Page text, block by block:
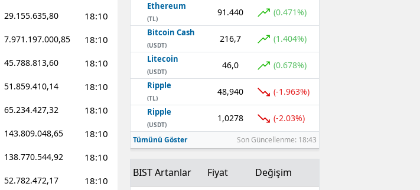
29.155.635,80 18:10
7.971.197.000,85 18:10
45.788.813,60 18:10
51.859.410,14 18:10
65.234.427,32 18:10
143.809.048,65 18:10
138.770.544,92 18:10
52.782.472,17 18:10
Ethereum
(TL)
91.440 (0.471%)
Bitcoin Cash
(USDT)
216,7 (1.404%)
Litecoin
(USDT)
46,0 (0.678%)
Ripple
(TL)
48,940 (-1.963%)
Ripple
(USDT)
1,0278 (-2.03%)
Tümünü Göster Son Güncellenme: 18:43
BIST Artanlar Fiyat Değişim